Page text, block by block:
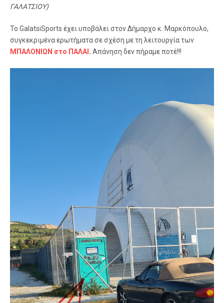
ΓΑΛΑΤΣΙΟΥ)
Το GalatsiSports έχει υποβάλει στον Δήμαρχο κ. Μαρκόπουλο,
συγκεκριμένα ερωτήματα σε σχέση με τη λειτουργία των
ΜΠΑΛΟΝΙΩΝ στο ΠΑΛΑΙ . Απάνηση δεν πήραμε ποτέ!!!